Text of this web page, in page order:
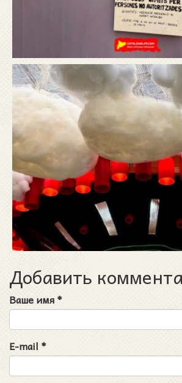
Добавить
Ваше имя*
E-mail *